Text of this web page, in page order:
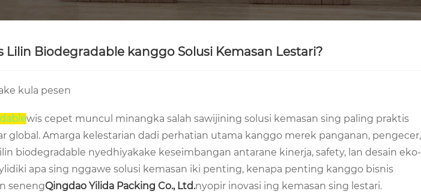
Lilin Biodegradable kanggo Solusi Kemasan Lestari?
kula pesen
wis cepet muncul minangka salah sawijining solusi kemasan sing paling praktis
global. Amarga kelestarian dadi perhatian utama kanggo merek panganan, pengecer,
biodegradable nyedhiyakake keseimbangan antarane kinerja, safety, lan desain eko-
apa sing nggawe solusi kemasan iki penting, kenapa penting kanggo bisnis
senengQingdao Yilida Packing Co., Ltd.nyopir inovasi ing kemasan sing lestari.